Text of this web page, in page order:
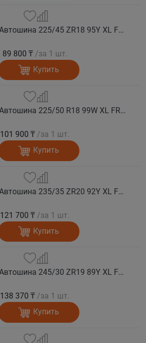
CONTINENTAL Автошина 225/45 ZR18 95Y XL FR SportContact 7 лето
89 800 ₸ /за 1 шт.
Купить
CONTINENTAL Автошина 225/50 R18 99W XL FR SportContact 7 * лето
101 900 ₸ /за 1 шт.
Купить
CONTINENTAL Автошина 235/35 ZR20 92Y XL FR SportContact 7 лето
121 700 ₸ /за 1 шт.
Купить
CONTINENTAL Автошина 245/30 ZR19 89Y XL FR SportContact 7 лето
138 370 ₸ /за 1 шт.
Купить